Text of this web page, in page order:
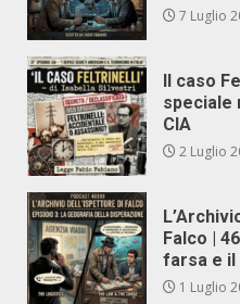
7 Luglio
Il caso
speciale
CIA
2 Luglio
Falco |
farsa e il
1 Luglio